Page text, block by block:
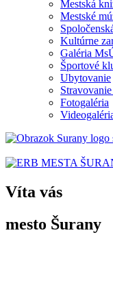
Mestská
Mestské
Kultúrne
Galéria
Športové
Ubytovanie
Fotogaléria
Víta vás
mesto Šurany